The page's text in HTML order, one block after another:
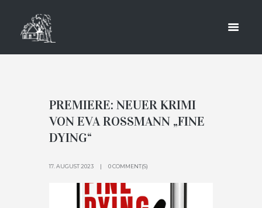
2023
PREMIERE: NEUER KRIMI
VON EVA ROSSMANN „FINE
DYING“
17. AUGUST 2023 0 COMMENT(S)